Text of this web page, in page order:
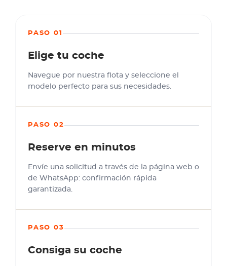
PASO 01
Elige tu coche
Navegue por nuestra flota y seleccione el
modelo perfecto para sus necesidades.
PASO 02
Reserve en minutos
Envíe una solicitud a través de la página web o
de WhatsApp: confirmación rápida
garantizada.
PASO 03
Consiga su coche